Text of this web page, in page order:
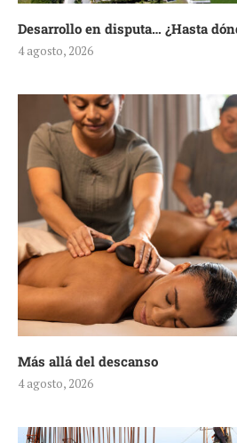
Desarrollo en disputa… ¿Hasta
4 agosto, 2026
Más allá del descanso
4 agosto, 2026